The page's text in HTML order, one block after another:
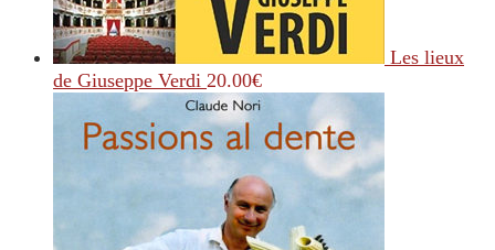
Les lieux
de Giuseppe Verdi 20.00€